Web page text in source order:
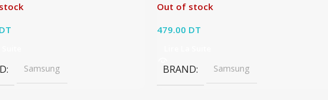
Samsung
Out of stock
479.00 DT
BRAND Samsung